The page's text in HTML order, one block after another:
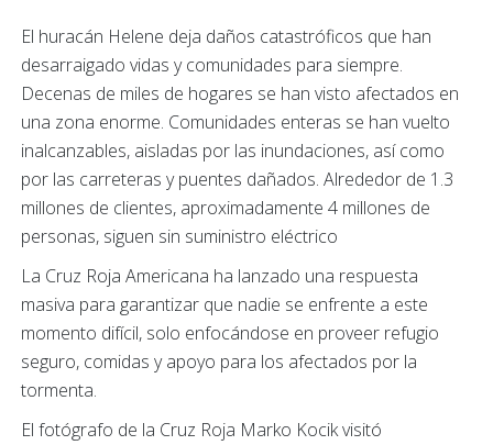
El huracán Helene deja daños catastróficos que han
desarraigado vidas y comunidades para siempre.
Decenas de miles de hogares se han visto afectados en
una zona enorme. Comunidades enteras se han vuelto
inalcanzables, aisladas por las inundaciones, así como
por las carreteras y puentes dañados. Alrededor de 1.3
millones de clientes, aproximadamente 4 millones de
personas, siguen sin suministro eléctrico
La Cruz Roja Americana ha lanzado una respuesta
masiva para garantizar que nadie se enfrente a este
momento difícil, solo enfocándose en proveer refugio
seguro, comidas y apoyo para los afectados por la
tormenta.
El fotógrafo de la Cruz Roja Marko Kocik visitó